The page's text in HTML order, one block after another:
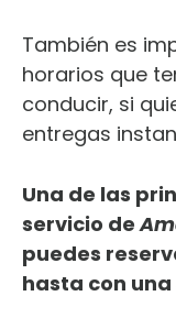
También es
horarios que
conducir, si
entregas
Una de las
servicio de
puedes
hasta con